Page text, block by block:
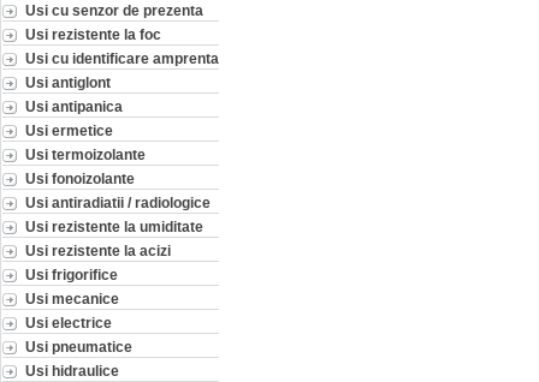
Usi cu senzor de prezenta
Usi rezistente la foc
Usi cu identificare amprenta
Usi antiglont
Usi antipanica
Usi ermetice
Usi termoizolante
Usi fonoizolante
Usi antiradiatii / radiologice
Usi rezistente la umiditate
Usi rezistente la acizi
Usi frigorifice
Usi mecanice
Usi electrice
Usi pneumatice
Usi hidraulice